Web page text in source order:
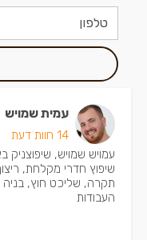
עמית שמויש
14 חוות דעת
עמויש שמויש, שיפוצניק
שיפוץ חדרי מקלחת,
תקרה, שליכט חוץ, בניה
העבודות